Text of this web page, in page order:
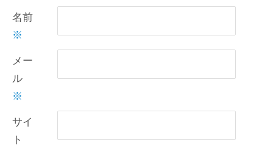
名前
※
メー
ル
※
サイ
ト